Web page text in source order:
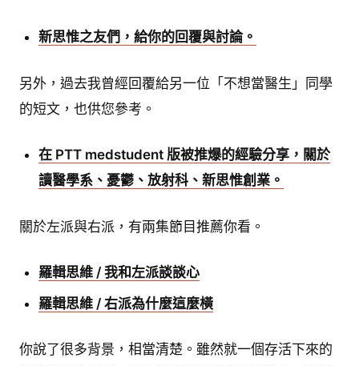
新思惟之友們，給你的回覆與討論。
另外，過去我曾經回覆給另一位「不想當醫生」同學
的短文，也供您參考。
在 PTT medstudent 版被推爆的經驗分享，關於
讀醫學系、憂鬱、放射科、新思惟創業。
關於左派與右派，有兩集節目推薦你看。
羅輯思維 / 我和左派談談心
羅輯思維 / 右派為什麼這麼橫
你說了很多背景，相當清楚。雖然就一個存活下來的